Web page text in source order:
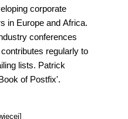
corporate
in Europe and Africa.
conferences
regularly to
lists. Patrick
of Postfix'.